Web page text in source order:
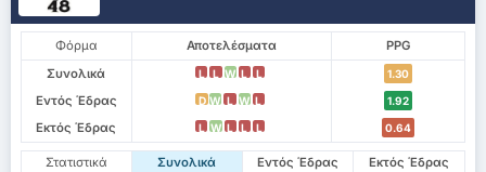
Φόρμα Αποτελέσματα
PPG
Συνολικά
L L W L L 1.30
Εντός Έδρας D W L W L 1.92
Εκτός Έδρας L W L L L 0.64
Στατιστικά Συνολικά Εντός Έδρας
Εκτός Έδρας